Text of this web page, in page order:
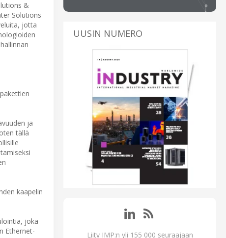
&
Solutions
jotta
ja
tällä
kaapelin
joka
Ethernet-
UUSIN NUMERO
Liity IMP:n yli 155 000 seuraajaan